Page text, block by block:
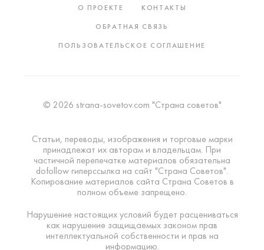
О ПРОЕКТЕ
КОНТАКТЫ
ОБРАТНАЯ СВЯЗЬ
ПОЛЬЗОВАТЕЛЬСКОЕ СОГЛАШЕНИЕ
© 2026 strana-sovetov.com "Страна советов"
Статьи, переводы, изображения и торговые марки
принадлежат их авторам и владельцам. При
частичной перепечатке материалов обязательна
dofollow гиперссылка на сайт "Страна Советов".
Копирование материалов сайта Страна Советов в
полном объеме запрещено.
Нарушение настоящих условий будет расцениваться
как нарушение защищаемых законом прав
интеллектуальной собственности и прав на
информацию.